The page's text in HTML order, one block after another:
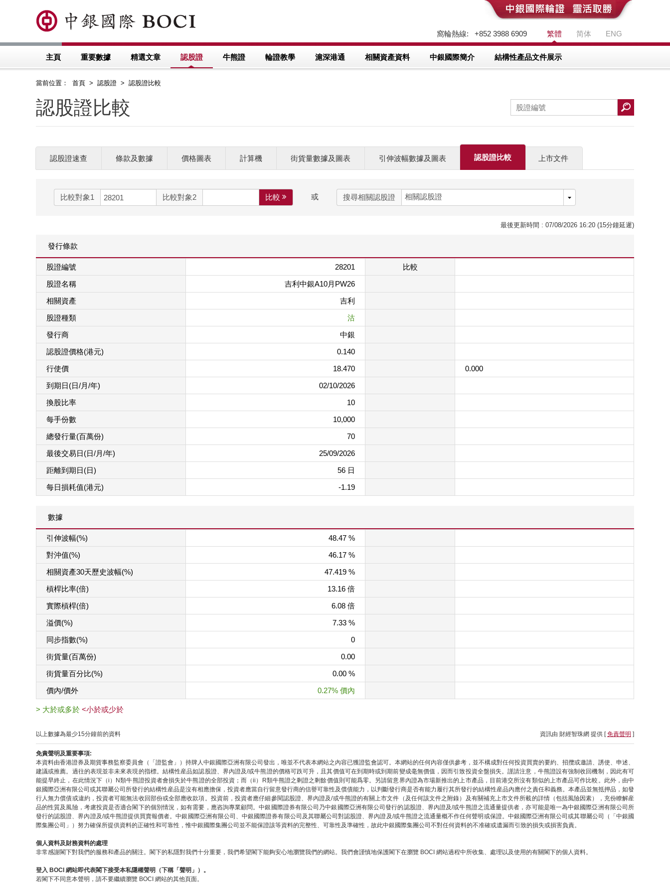
繁體 简体 ENG
窩輪熱線: +852 3988 6909
主頁 重要數據 精選文章 認股證 牛熊證 輪證教學 滬深港通 相關資產資料 中銀國際簡介 結構性產品文件展示
當前位置： 首頁 > 認股證 > 認股證比較
認股證比較
認股證速查 條款及數據 價格圖表 計算機 街貨量數據及圖表 引伸波幅數據及圖表 認股證比較 上市文件
比較對象1 比較對象2 比較  或 搜尋相關認股證
最後更新時間 : 07/08/2026 16:20 (15分鐘延遲)
發行條款
股證編號 28201
比較
股證名稱
吉利中銀A10月PW26
相關資產
吉利
股證種類
沽
發行商
中銀
認股證價格(港元)
0.140
行使價
18.470
0.000
到期日(日/月/年)
02/10/2026
換股比率
10
每手份數
10,000
總發行量(百萬份)
70
最後交易日(日/月/年)
25/09/2026
距離到期日(日)
56 日
每日損耗值(港元)
-1.19
數據
引伸波幅(%)
48.47 %
對沖值(%)
46.17 %
相關資產30天歷史波幅(%)
47.419 %
槓桿比率(倍)
13.16 倍
實際槓桿(倍)
6.08 倍
溢價(%)
7.33 %
同步指數(%)
0
街貨量(百萬份)
0.00
街貨量百分比(%)
0.00 %
價內/價外
0.27% 價內
> 大於或多於 <小於或少於
以上數據為最少15分鐘前的資料 資訊由 財經智珠網 提供 [免責聲明 ]
免責聲明及重要事項:
本資料由香港證券及期貨事務監察委員會（「證監會」）持牌人中銀國際亞洲有限公司發出，唯並不代表本網站之內容已獲證監會認可。本網站的任何內容僅供參考，並不構成對任何投資買賣的要約、招攬或邀請、誘使、申述、
建議或推薦。過往的表現並非未來表現的指標。結構性産品如認股證、界內證及/或牛熊證的價格可跌可升，且其價值可在到期時或到期前變成毫無價值，因而引致投資全盤損失。謹請注意，牛熊證設有強制收回機制，因此有可
能提早終止，在此情況下（i）N類牛熊證投資者會損失於牛熊證的全部投資；而（ii）R類牛熊證之剩證之剩餘價值則可能爲零。另請留意界內證為市場新推出的上市產品，目前港交所沒有類似的上市產品可作比較。此外，由中
銀國際亞洲有限公司或其聯屬公司所發行的結構性産品是沒有相應擔保，投資者應當自行留意發行商的信譽可靠性及償債能力，以判斷發行商是否有能力履行其所發行的結構性産品內應付之責任和義務。本產品並無抵押品，如發
行人無力償債或違約，投資者可能無法收回部份或全部應收款項。投資前，投資者應仔細參閱認股證、界內證及/或牛熊證的有關上市文件（及任何該文件之附錄）及有關補充上市文件所載的詳情（包括風險因素），充份瞭解産
品的性質及風險，考慮投資是否適合閣下的個別情況，如有需要，應咨詢專業顧問。中銀國際證券有限公司乃中銀國際亞洲有限公司發行的認股證、界內證及/或牛熊證之流通量提供者，亦可能是唯一為中銀國際亞洲有限公司所
發行的認股證、界內證及/或牛熊證提供買賣報價者。中銀國際亞洲有限公司、中銀國際證券有限公司及其聯屬公司對認股證、界內證及/或牛熊證之流通量概不作任何聲明或保證。中銀國際亞洲有限公司或其聯屬公司（「中銀國
際集團公司」）努力確保所提供資料的正確性和可靠性，惟中銀國際集團公司並不能保證該等資料的完整性、可靠性及準確性，故此中銀國際集團公司不對任何資料的不准確或遺漏而引致的損失或損害負責。
個人資料及財務資料的處理
非常感謝閣下對我們的服務和產品的關注。閣下的私隱對我們十分重要，我們希望閣下能夠安心地瀏覽我們的網站。我們會謹慎地保護閣下在瀏覽 BOCI 網站過程中所收集、處理以及使用的有關閣下的個人資料。
登入 BOCI 網站即代表閣下接受本私隱權聲明（下稱「聲明」）。
若閣下不同意本聲明，請不要繼續瀏覽 BOCI 網站的其他頁面。